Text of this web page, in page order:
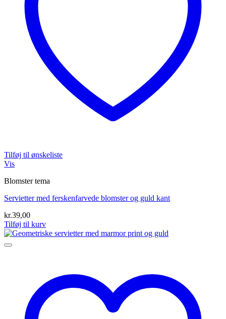
Tilføj til ønskeliste
Vis
Blomster tema
Servietter med ferskenfarvede blomster og guld kant
kr.39,00
Tilføj til kurv